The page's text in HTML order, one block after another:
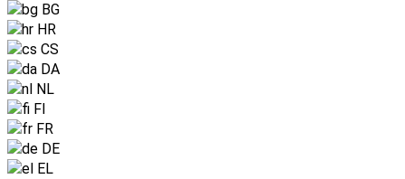
BG
HR
CS
DA
NL
FI
FR
DE
EL